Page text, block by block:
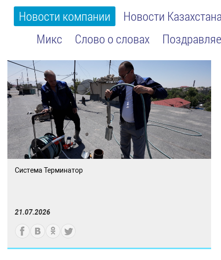
Новости компании
Новости
Микс
Слово о словах
Система Терминатор
21.07.2026